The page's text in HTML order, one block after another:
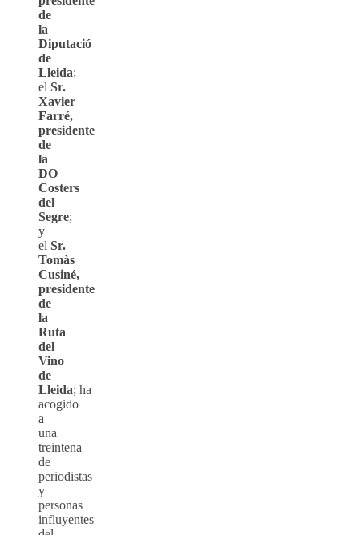
de
la
Diputació
de
Lleida;
el Sr.
Xavier
Farré,
presidente
de
la
DO
Costers
del
Segre;
y
el Sr.
Tomàs
Cusiné,
presidente
de
la
Ruta
del
Vino
de
Lleida; ha
acogido
a
una
treintena
de
periodistas
y
personas
influyentes